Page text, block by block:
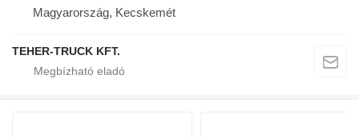
Magyarország, Kecskemét
TEHER-TRUCK KFT.